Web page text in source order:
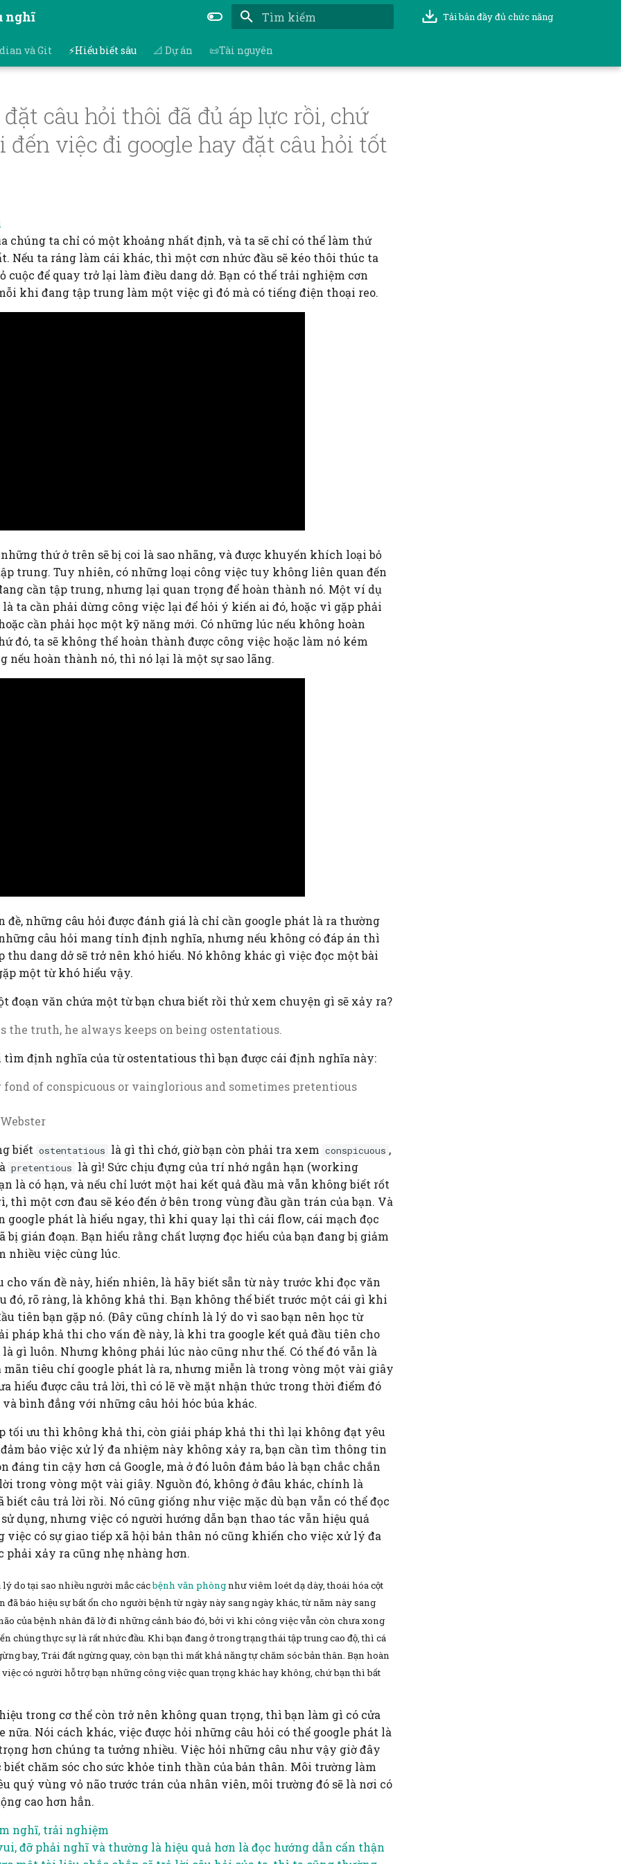
nghĩ Tải bản đầy đủ chức năng
và Git ⚡Hiểu biết sâu 📐 Dự án 📜Tài nguyên
câu hỏi thôi đã đủ áp lực rồi, chứ
đến việc đi google hay đặt câu hỏi tốt
chúng ta chỉ có một khoảng nhất định, và ta sẽ chỉ có thể làm thứ
Nếu ta ráng làm cái khác, thì một cơn nhức đầu sẽ kéo thôi thúc ta
cuộc để quay trở lại làm điều dang dở. Bạn có thể trải nghiệm cơn
khi đang tập trung làm một việc gì đó mà có tiếng điện thoại reo.
thứ ở trên sẽ bị coi là sao nhãng, và được khuyến khích loại bỏ
trung. Tuy nhiên, có những loại công việc tuy không liên quan đến
cần tập trung, nhưng lại quan trọng để hoàn thành nó. Một ví dụ
ta cần phải dừng công việc lại để hỏi ý kiến ai đó, hoặc vì gặp phải
cần phải học một kỹ năng mới. Có những lúc nếu không hoàn
đó, ta sẽ không thể hoàn thành được công việc hoặc làm nó kém
nếu hoàn thành nó, thì nó lại là một sự sao lãng.
đề, những câu hỏi được đánh giá là chỉ cần google phát là ra thường
câu hỏi mang tính định nghĩa, nhưng nếu không có đáp án thì
thu dang dở sẽ trở nên khó hiểu. Nó không khác gì việc đọc một bài
một từ khó hiểu vậy.
đoạn văn chứa một từ bạn chưa biết rồi thử xem chuyện gì sẽ xảy ra?
the truth, he always keeps on being ostentatious.
tìm định nghĩa của từ ostentatious thì bạn được cái định nghĩa này:
fond of conspicuous or vainglorious and sometimes pretentious
biết ostentatious là gì thì chớ, giờ bạn còn phải tra xem conspicuous ,
pretentious là gì! Sức chịu đựng của trí nhớ ngắn hạn (working
là có hạn, và nếu chỉ lướt một hai kết quả đầu mà vẫn không biết rốt
thì một cơn đau sẽ kéo đến ở bên trong vùng đầu gần trán của bạn. Và
google phát là hiểu ngay, thì khi quay lại thì cái flow, cái mạch đọc
bị gián đoạn. Bạn hiểu rằng chất lượng đọc hiểu của bạn đang bị giảm
nhiều việc cùng lúc.
cho vấn đề này, hiển nhiên, là hãy biết sẵn từ này trước khi đọc văn
đó, rõ ràng, là không khả thi. Bạn không thể biết trước một cái gì khi
tiên bạn gặp nó. (Đây cũng chính là lý do vì sao bạn nên học từ
pháp khả thi cho vấn đề này, là khi tra google kết quả đầu tiên cho
là gì luôn. Nhưng không phải lúc nào cũng như thế. Có thể đó vẫn là
tiêu chí google phát là ra, nhưng miễn là trong vòng một vài giây
hiểu được câu trả lời, thì có lẽ về mặt nhận thức trong thời điểm đó
bình đẳng với những câu hỏi hóc búa khác.
tối ưu thì không khả thi, còn giải pháp khả thi thì lại không đạt yêu
đảm bảo việc xử lý đa nhiệm này không xảy ra, bạn cần tìm thông tin
đáng tin cậy hơn cả Google, mà ở đó luôn đảm bảo là bạn chắc chắn
trong vòng một vài giây. Nguồn đó, không ở đâu khác, chính là
biết câu trả lời rồi. Nó cũng giống như việc mặc dù bạn vẫn có thể đọc
dụng, nhưng việc có người hướng dẫn bạn thao tác vẫn hiệu quả
việc có sự giao tiếp xã hội bản thân nó cũng khiến cho việc xử lý đa
phải xảy ra cũng nhẹ nhàng hơn.
do tại sao nhiều người mắc cácbệnh văn phòngnhư viêm loét dạ dày, thoái hóa cột
đã báo hiệu sự bất ổn cho người bệnh từ ngày này sang ngày khác, từ năm này sang
của bệnh nhân đã lờ đi những cảnh báo đó, bởi vì khi công việc vẫn còn chưa xong
chúng thực sự là rất nhức đầu. Khi bạn đang ở trong trạng thái tập trung cao độ, thì cá
bay, Trái đất ngừng quay, còn bạn thì mất khả năng tự chăm sóc bản thân. Bạn hoàn
việc có người hỗ trợ bạn những công việc quan trọng khác hay không, chứ bạn thì bất
trong cơ thể còn trở nên không quan trọng, thì bạn làm gì có cửa
nữa. Nói cách khác, việc được hỏi những câu hỏi có thể google phát là
hơn chúng ta tưởng nhiều. Việc hỏi những câu như vậy giờ đây
chăm sóc cho sức khỏe tinh thần của bản thân. Môi trường làm
quý vùng vỏ não trước trán của nhân viên, môi trường đó sẽ là nơi có
cao hơn hẳn.
nghĩ, trải nghiệm
đỡ phải nghĩ và thường là hiệu quả hơn là đọc hướng dẫn cẩn thận